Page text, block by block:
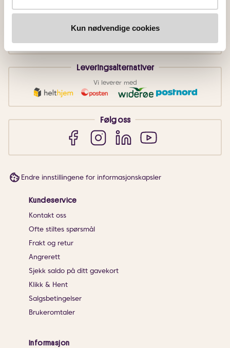
Kun nødvendige cookies
Leveringsalternativer
Vi leverer med
Følg oss
Endre innstillingene for informasjonskapsler
Kundeservice
Kontakt oss
Ofte stiltes spørsmål
Frakt og retur
Angrerett
Sjekk saldo på ditt gavekort
Klikk & Hent
Salgsbetingelser
Brukeromtaler
Informasjon